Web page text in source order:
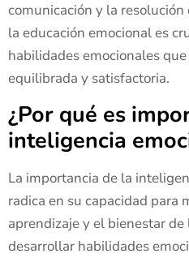
comunicación y la
la educación emocional es
habilidades emocionales
equilibrada y satisfactoria.
¿Por qué es
inteligencia
La importancia de la
radica en su capacidad para
aprendizaje y el bienestar
desarrollar habilidades